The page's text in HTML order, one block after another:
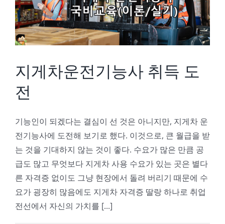
지게차운전기능사 취득 도
전
기능인이 되겠다는 결심이 선 것은 아니지만, 지게차 운
전기능사에 도전해 보기로 했다. 이것으로, 큰 월급을 받
는 것을 기대하지 않는 것이 좋다. 수요가 많은 만큼 공
급도 많고 무엇보다 지게차 사용 수요가 있는 곳은 별다
른 자격증 없이도 그냥 현장에서 돌려 버리기 때문에 수
요가 굉장히 많음에도 지게차 자격증 딸랑 하나로 취업
전선에서 자신의 가치를 [...]